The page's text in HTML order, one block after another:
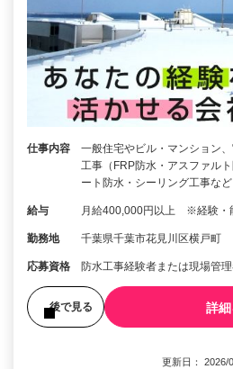
仕事内容
一般住宅やビル・マンション
工事（FRP防水・アスファル
ート防水・シーリング工事な
給与 月給400,000円以上 ※経験・
勤務地 千葉県千葉市花見川区横戸
応募資格 防水工事経験者または現場管理
後で見る 詳
更新日：